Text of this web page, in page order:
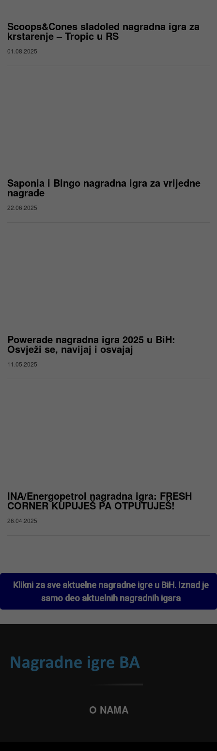
Scoops&Cones sladoled nagradna igra za
krstarenje – Tropic u RS
01.08.2025
Saponia i Bingo nagradna igra za vrijedne
nagrade
22.06.2025
Powerade nagradna igra 2025 u BiH:
Osvježi se, navijaj i osvajaj
11.05.2025
INA/Energopetrol nagradna igra: FRESH
CORNER KUPUJEŠ PA OTPUTUJEŠ!
26.04.2025
Klikni za sve aktuelne nagradne igre u BiH. Iznad je
samo deo aktuelnih nagradnih igara
O NAMA